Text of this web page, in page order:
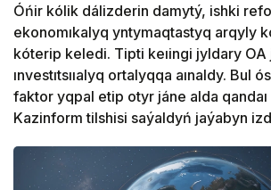
Óńir kólik dálizderin damytý, ishki
ekonomıkalyq yntymaqtastyq arqyly
kóterip keledi. Tipti keıingi jyldary OA
ınvestıtsııalyq ortalyqqa aınaldy. Bul
faktor yqpal etip otyr jáne alda
Kazinform tilshisi saýaldyń jaýabyn